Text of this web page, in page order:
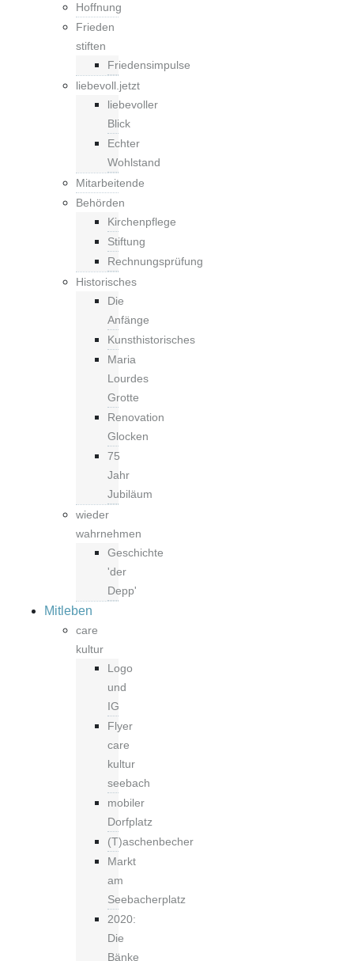
Hoffnung
Frieden
stiften
Friedensimpulse
liebevoll.jetzt
liebevoller
Blick
Echter
Wohlstand
Mitarbeitende
Behörden
Kirchenpflege
Stiftung
Rechnungsprüfung
Historisches
Die
Anfänge
Kunsthistorisches
Maria
Lourdes
Grotte
Renovation
Glocken
75
Jahr
Jubiläum
wieder
wahrnehmen
Geschichte
'der
Depp'
Mitleben
care
kultur
Logo
und
IG
Flyer
care
kultur
seebach
mobiler
Dorfplatz
(T)aschenbecher
Markt
am
Seebacherplatz
2020:
Die
Bänke